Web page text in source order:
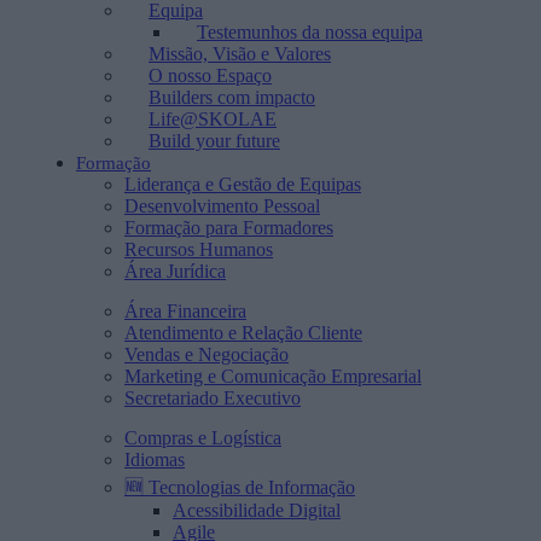
Equipa
Testemunhos da nossa equipa
Missão, Visão e Valores
O nosso Espaço
Builders com impacto
Life@SKOLAE
Build your future
Formação
Liderança e Gestão de Equipas
Desenvolvimento Pessoal
Formação para Formadores
Recursos Humanos
Área Jurídica
Área Financeira
Atendimento e Relação Cliente
Vendas e Negociação
Marketing e Comunicação Empresarial
Secretariado Executivo
Compras e Logística
Idiomas
🆕 Tecnologias de Informação
Acessibilidade Digital
Agile